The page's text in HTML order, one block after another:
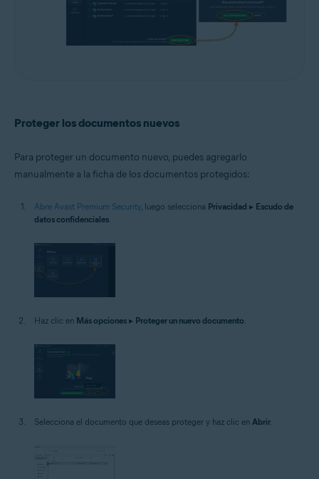
Proteger los documentos nuevos
Para proteger un documento nuevo, puedes agregarlo
manualmente a la ficha de los documentos protegidos:
Abre Avast Premium Security, luego selecciona Privacidad ▸ Escudo de
datos confidenciales.
Haz clic en Más opciones ▸ Proteger un nuevo documento.
Selecciona el documento que deseas proteger y haz clic en Abrir.